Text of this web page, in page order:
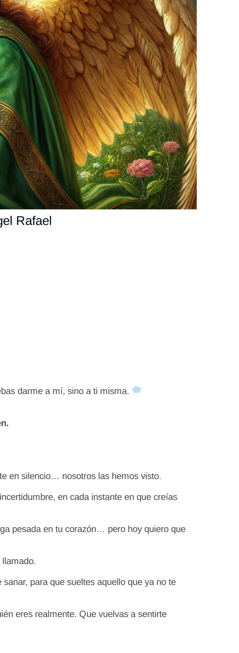
Rafael
darme a mí, sino a ti misma.
en silencio… nosotros las hemos visto.
en cada instante en que creías
pesada en tu corazón… pero hoy quiero que
llamado.
para que sueltes aquello que ya no te
eres realmente. Que vuelvas a sentirte